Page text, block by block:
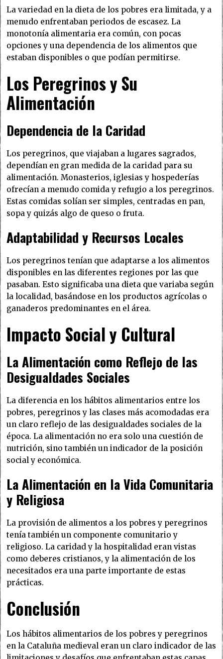
La variedad en la dieta de los pobres era limitada, y a
menudo enfrentaban periodos de escasez. La
monotonía alimentaria era común, con pocas
opciones y una dependencia de los alimentos que
estaban disponibles o que podían permitirse.
Los Peregrinos y Su
Alimentación
Dependencia de la Caridad
Los peregrinos, que viajaban a lugares sagrados,
dependían en gran medida de la caridad para su
alimentación. Monasterios, iglesias y hospederías
ofrecían a menudo comida y refugio a los peregrinos.
Estas comidas solían ser simples, centradas en pan,
sopa y quizás algo de queso o fruta.
Adaptabilidad y Recursos Locales
Los peregrinos tenían que adaptarse a los alimentos
disponibles en las diferentes regiones por las que
pasaban. Esto significaba una dieta que variaba según
la localidad, basándose en los productos agrícolas o
ganaderos predominantes en el área.
Impacto Social y Cultural
La Alimentación como Reflejo de las
Desigualdades Sociales
La diferencia en los hábitos alimentarios entre los
pobres, peregrinos y las clases más acomodadas era
un claro reflejo de las desigualdades sociales de la
época. La alimentación no era solo una cuestión de
nutrición, sino también un indicador de la posición
social y económica.
La Alimentación en la Vida Comunitaria
y Religiosa
La provisión de alimentos a los pobres y peregrinos
tenía también un componente comunitario y
religioso. La caridad y la hospitalidad eran vistas
como deberes cristianos, y la alimentación de los
necesitados era una parte importante de estas
prácticas.
Conclusión
Los hábitos alimentarios de los pobres y peregrinos
en la Cataluña medieval eran un claro indicador de las